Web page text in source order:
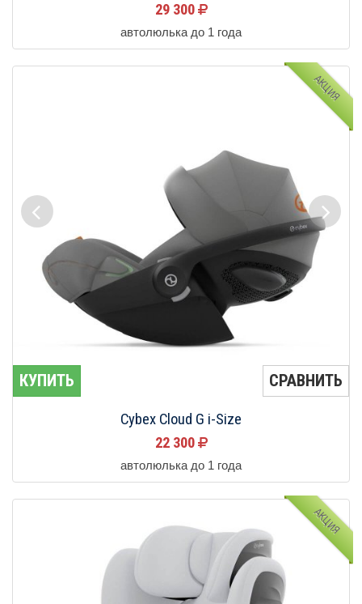
29 300
автолюлька до 1 года
АКЦИЯ
КУПИТЬ СРАВНИТЬ
Cybex Cloud G i-Size
22 300
автолюлька до 1 года
АКЦИЯ